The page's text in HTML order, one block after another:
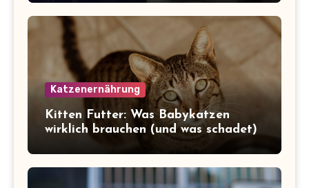
Katzenernährung
Kitten Futter: Was Babykatzen
wirklich brauchen (und was schadet)